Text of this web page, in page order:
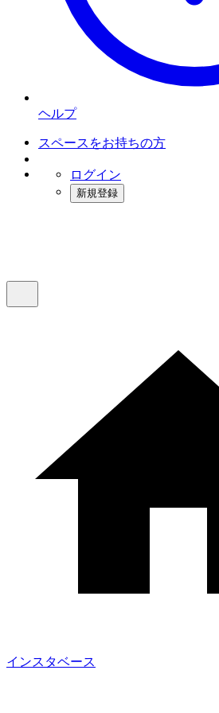
ヘルプ
スペースをお持ちの方
ログイン
新規登録
インスタベース